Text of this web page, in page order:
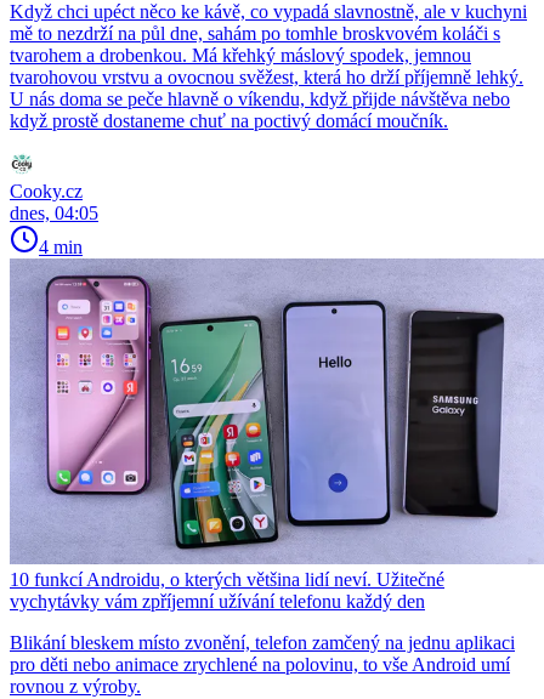
Když chci upéct něco ke kávě, co vypadá slavnostně, ale v kuchyni
mě to nezdrží na půl dne, sahám po tomhle broskvovém koláči s
tvarohem a drobenkou. Má křehký máslový spodek, jemnou
tvarohovou vrstvu a ovocnou svěžest, která ho drží příjemně lehký.
U nás doma se peče hlavně o víkendu, když přijde návštěva nebo
když prostě dostaneme chuť na poctivý domácí moučník.
Cooky.cz
dnes, 04:05
4 min
10 funkcí Androidu, o kterých většina lidí neví. Užitečné
vychytávky vám zpříjemní užívání telefonu každý den
Blikání bleskem místo zvonění, telefon zamčený na jednu aplikaci
pro děti nebo animace zrychlené na polovinu, to vše Android umí
rovnou z výroby.